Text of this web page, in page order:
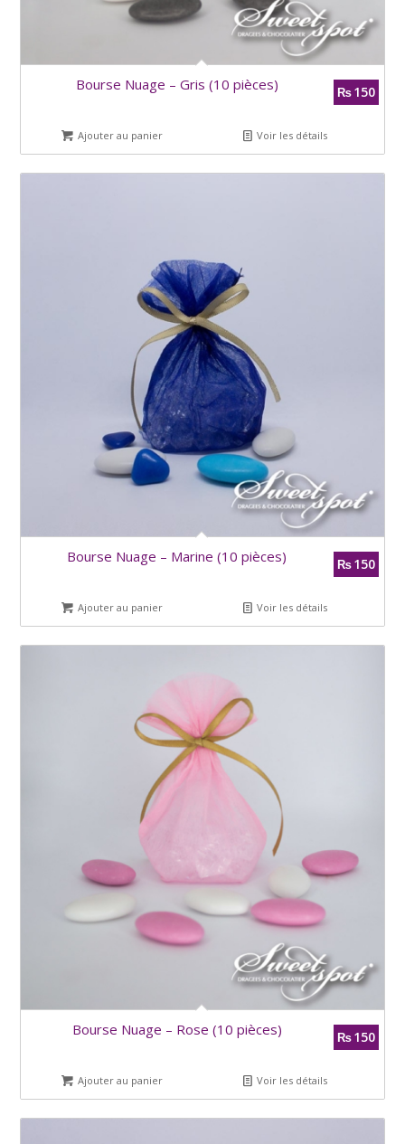
Bourse Nuage – Gris (10 pièces) ₨150
Ajouter au panier Voir les détails
Bourse Nuage – Marine (10 pièces) ₨150
Ajouter au panier Voir les détails
Bourse Nuage – Rose (10 pièces) ₨150
Ajouter au panier Voir les détails